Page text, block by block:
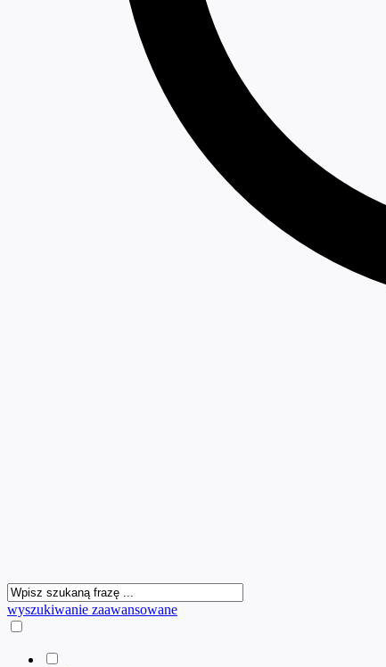
wyszukiwanie zaawansowane